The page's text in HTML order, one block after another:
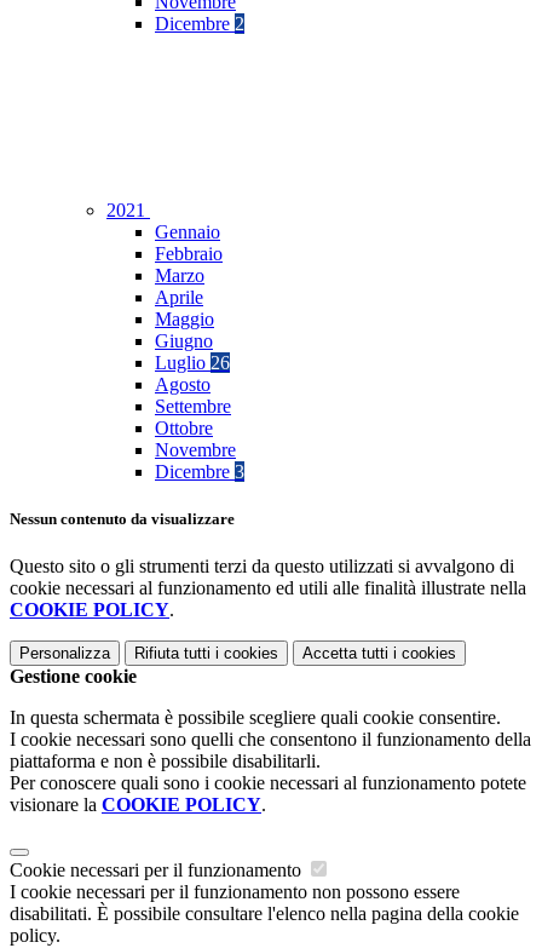
Dicembre 2
2021
Gennaio
Febbraio
Marzo
Aprile
Maggio
Giugno
Luglio 26
Agosto
Settembre
Ottobre
Novembre
Dicembre 3
Nessun contenuto da visualizzare
Questo sito o gli strumenti terzi da questo utilizzati si avvalgono di
cookie necessari al funzionamento ed utili alle finalità illustrate nella
COOKIE POLICY.
Personalizza Rifiuta tutti i cookies Accetta tutti i cookies
Gestione cookie
In questa schermata è possibile scegliere quali cookie consentire.
I cookie necessari sono quelli che consentono il funzionamento della
piattaforma e non è possibile disabilitarli.
Per conoscere quali sono i cookie necessari al funzionamento potete
visionare la COOKIE POLICY.
Cookie necessari per il funzionamento
I cookie necessari per il funzionamento non possono essere
disabilitati. È possibile consultare l'elenco nella pagina della cookie
policy.